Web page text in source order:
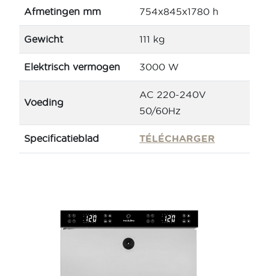
Afmetingen mm 754x845x1780 h
Gewicht 111 kg
Elektrisch vermogen 3000 W
Voeding
AC 220-240V
50/60Hz
Specificatieblad TÉLÉCHARGER